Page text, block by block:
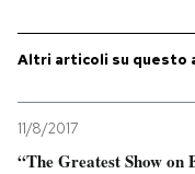
Sport
PODCAST
Altri articoli su questo
11/8/2017
“The Greatest Show on